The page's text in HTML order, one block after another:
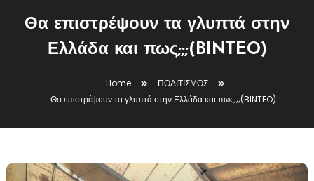
Θα επιστρέψουν τα γλυπτά στην
Ελλάδα και πως;;;(BINTEO)
Home
ΠΟΛΙΤΙΣΜΟΣ
Θα επιστρέψουν τα γλυπτά στην Ελλάδα και πως;;;(BINTEO)